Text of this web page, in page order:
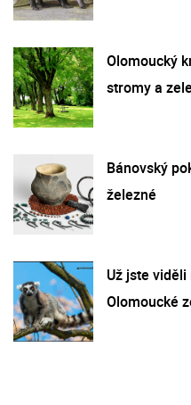
Olomoucký
stromy a
Bánovský
železné
Už jste
Olomoucké